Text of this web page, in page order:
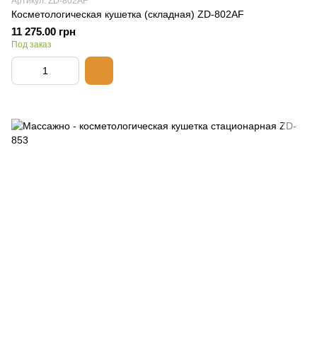
Косметологическая кушетка (складная) ZD-802AF
11 275.00 грн
Под заказ